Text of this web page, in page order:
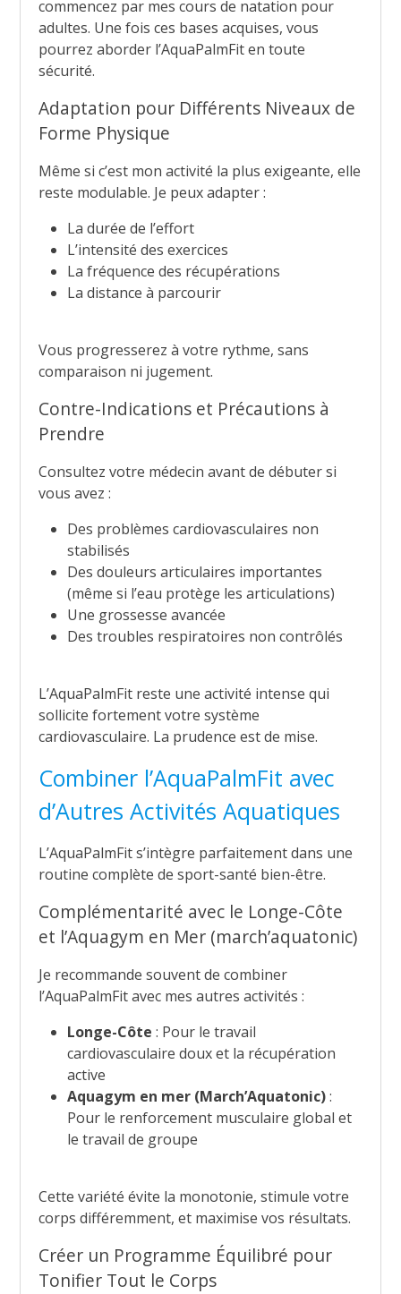
commencez par mes cours de natation pour
adultes. Une fois ces bases acquises, vous
pourrez aborder l’AquaPalmFit en toute
sécurité.
Adaptation pour Différents Niveaux de
Forme Physique
Même si c’est mon activité la plus exigeante, elle
reste modulable. Je peux adapter :
La durée de l’effort
L’intensité des exercices
La fréquence des récupérations
La distance à parcourir
Vous progresserez à votre rythme, sans
comparaison ni jugement.
Contre-Indications et Précautions à
Prendre
Consultez votre médecin avant de débuter si
vous avez :
Des problèmes cardiovasculaires non
stabilisés
Des douleurs articulaires importantes
(même si l’eau protège les articulations)
Une grossesse avancée
Des troubles respiratoires non contrôlés
L’AquaPalmFit reste une activité intense qui
sollicite fortement votre système
cardiovasculaire. La prudence est de mise.
Combiner l’AquaPalmFit avec
d’Autres Activités Aquatiques
L’AquaPalmFit s’intègre parfaitement dans une
routine complète de sport-santé bien-être.
Complémentarité avec le Longe-Côte
et l’Aquagym en Mer (march’aquatonic)
Je recommande souvent de combiner
l’AquaPalmFit avec mes autres activités :
Longe-Côte : Pour le travail
cardiovasculaire doux et la récupération
active
Aquagym en mer (March’Aquatonic):
Pour le renforcement musculaire global et
le travail de groupe
Cette variété évite la monotonie, stimule votre
corps différemment, et maximise vos résultats.
Créer un Programme Équilibré pour
Tonifier Tout le Corps